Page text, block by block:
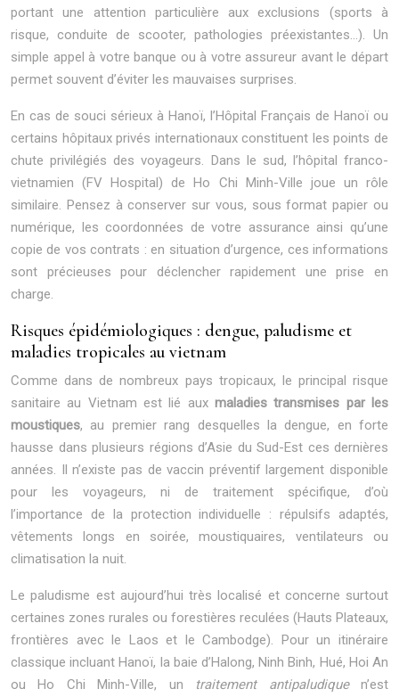
portant une attention particulière aux exclusions (sports à
risque, conduite de scooter, pathologies préexistantes…). Un
simple appel à votre banque ou à votre assureur avant le départ
permet souvent d’éviter les mauvaises surprises.
En cas de souci sérieux à Hanoï, l’Hôpital Français de Hanoï ou
certains hôpitaux privés internationaux constituent les points de
chute privilégiés des voyageurs. Dans le sud, l’hôpital franco-
vietnamien (FV Hospital) de Ho Chi Minh-Ville joue un rôle
similaire. Pensez à conserver sur vous, sous format papier ou
numérique, les coordonnées de votre assurance ainsi qu’une
copie de vos contrats : en situation d’urgence, ces informations
sont précieuses pour déclencher rapidement une prise en
charge.
Risques épidémiologiques : dengue, paludisme et
maladies tropicales au vietnam
Comme dans de nombreux pays tropicaux, le principal risque
sanitaire au Vietnam est lié aux maladies transmises par les
moustiques, au premier rang desquelles la dengue, en forte
hausse dans plusieurs régions d’Asie du Sud-Est ces dernières
années. Il n’existe pas de vaccin préventif largement disponible
pour les voyageurs, ni de traitement spécifique, d’où
l’importance de la protection individuelle : répulsifs adaptés,
vêtements longs en soirée, moustiquaires, ventilateurs ou
climatisation la nuit.
Le paludisme est aujourd’hui très localisé et concerne surtout
certaines zones rurales ou forestières reculées (Hauts Plateaux,
frontières avec le Laos et le Cambodge). Pour un itinéraire
classique incluant Hanoï, la baie d’Halong, Ninh Binh, Hué, Hoi An
ou Ho Chi Minh-Ville, un
traitement antipaludiquen’est